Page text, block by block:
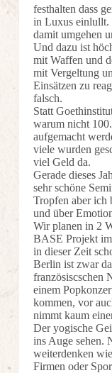
festhalten dass
in Luxus einlullt.
damit umgehen
Und dazu ist
mit Waffen und
mit Vergeltung
Einsätzen zu
falsch.
Statt
warum nicht
aufgemacht
viele wurden
viel Geld da.
Gerade dieses
sehr schöne
Tropfen aber ich
und über
Wir planen in 2
BASE Projekt
in dieser Zeit
Berlin ist zwar
französiscschen
einem
kommen, vor
nimmt kaum
Der yogische
ins Auge sehen.
weiterdenken
Firmen oder